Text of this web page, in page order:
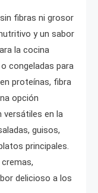
fibras ni grosor
y un sabor
la cocina
congeladas para
proteínas, fibra
opción
versátiles en la
guisos,
principales.
delicioso a los